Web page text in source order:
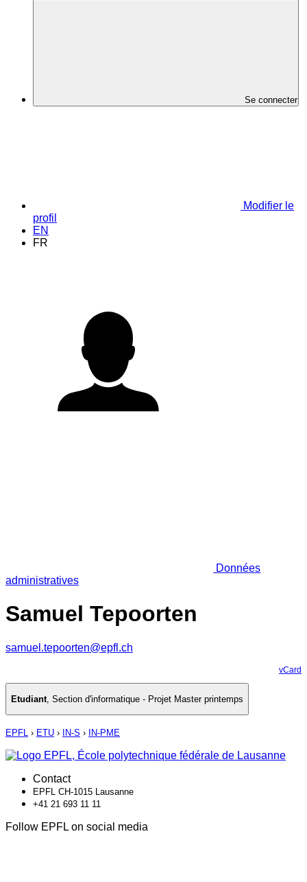
Se connecter
Modifier le
profil
EN
FR
Données
administratives
Samuel Tepoorten
samuel.tepoorten@epfl.ch
vCard
Etudiant, Section d'informatique - Projet Master printemps
EPFL › ETU › IN-S › IN-PME
Contact
EPFL CH-1015 Lausanne
+41 21 693 11 11
Follow EPFL on social media